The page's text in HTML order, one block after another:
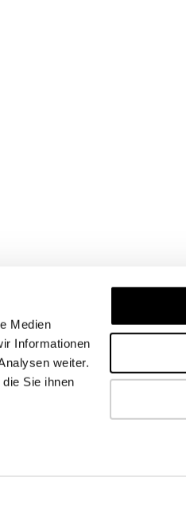
Medien
Informationen
weiter.
Sie ihnen
Zertifikate